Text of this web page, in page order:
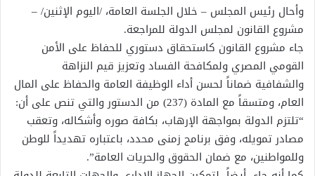
وأحال رئيس المجلس – خلال الجلسة العامة، /اليوم الإثنين/ –
مشروع القانون لمجلس الدولة للمراجعة.
جاء مشروع القانون كاستحقاق دستوري للحفاظ على الأمن
القومي المصري ولمكافحة الفساد وتعزيز قيم النزاهة
والشفافية ضماناً لحسن أداء الوظيفة العامة والحفاظ على المال
العام، ومتسقاً مع المادة (237) من الدستور والتي تنص على أن:
“تلتزم الدولة بمواجهة الإرهاب، بكافة صوره وأشكاله، وتعقب
مصادر تمويله، وفق برنامج زمنى محدد، باعتباره تهديداً للوطن
وللمواطنين، مع ضمان الحقوق والحريات العامة”.